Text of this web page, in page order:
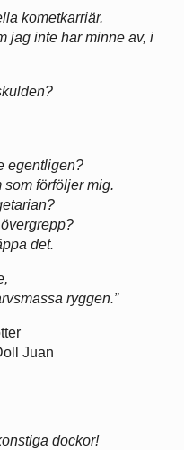
kometkarriär.
jag inte har minne av, i
egentligen?
som förföljer mig.
det.
ryggen.”
Juan
dockor!